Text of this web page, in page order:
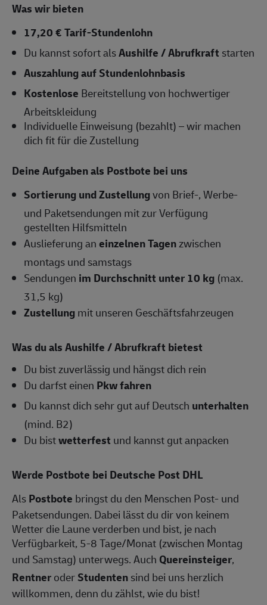
Was wir bieten
17,20 € Tarif-Stundenlohn
Du kannst sofort alsAushilfe / Abrufkraft starten
Auszahlung auf Stundenlohnbasis
Kostenlose Bereitstellung von hochwertiger
Arbeitskleidung
Individuelle Einweisung (bezahlt) – wir machen
dich fit für die Zustellung
Deine Aufgaben als Postbote bei uns
Sortierung und Zustellungvon Brief-, Werbe-
und Paketsendungen mit zur Verfügung
gestellten Hilfsmitteln
Auslieferung aneinzelnen Tagenzwischen
montags und samstags
Sendungen im Durchschnitt unter 10 kg (max.
31,5 kg)
Zustellungmit unseren Geschäftsfahrzeugen
Was du als Aushilfe / Abrufkraft bietest
Du bist zuverlässig und hängst dich rein
Du darfst einen Pkw fahren
Du kannst dich sehr gut auf Deutsch unterhalten
(mind. B2)
Du bistwetterfest und kannst gut anpacken
Werde Postbote bei Deutsche Post DHL
AlsPostbote bringst du den Menschen Post- und
Paketsendungen. Dabei lässt du dir von keinem
Wetter die Laune verderben und bist, je nach
Verfügbarkeit, 5-8 Tage/Monat (zwischen Montag
und Samstag) unterwegs. Auch Quereinsteiger,
RentneroderStudentensind bei uns herzlich
willkommen, denn du zählst, wie du bist!